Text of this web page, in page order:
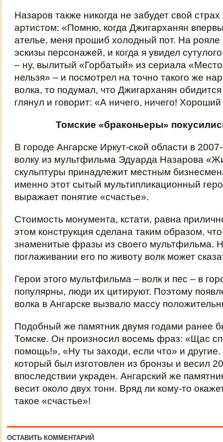
Назаров также никогда не забудет свой
артистом: «Помню, когда Джигарханян
ателье, меня прошиб холодный пот. На
эскизы персонажей, и когда я увидел
– ну, вылитый «Горбатый» из сериала
нельзя» – и посмотрел на точно такого же
волка, то подумал, что Джигарханян
глянул и говорит: «А ничего, ничего! Хороший
Томские «браконьеры»
В городе Ангарске Иркут-ской области в
волку из мультфильма Эдуарда Назарова
скульптуры принадлежит местным
именно этот сытый мультипликационный
выражает понятие «счастье».
Стоимость монумента, кстати, равна
этом конструкция сделана таким образом,
знаменитые фразы из своего мультфильма.
поглаживании его по животу волк может
Герои этого мультфильма – волк и пес – в
популярны, люди их цитируют. Поэтому
волка в Ангарске вызвало массу
Подобный же памятник двумя годами ранее
Томске. Он произносил восемь фраз: «Щас
помощь!», «Ну ты заходи, если что» и
который был изготовлен из бронзы и весил
впоследствии украден. Ангарский же
весит около двух тонн. Вряд ли кому-то
такое «счастье»!
ОСТАВИТЬ КОММЕНТАРИЙ